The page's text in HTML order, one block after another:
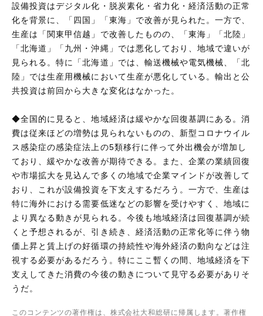
設備投資はデジタル化・脱炭素化・省力化・経済活動の正常
化を背景に、「四国」「東海」で改善が見られた。一方で、
生産は「関東甲信越」で改善したものの、「東海」「北陸」
「北海道」「九州・沖縄」では悪化しており、地域で違いが
見られる。特に「北海道」では、輸送機械や電気機械、「北
陸」では生産用機械において生産が悪化している。輸出と公
共投資は前回から大きな変化はなかった。
◆全国的に見ると、地域経済は緩やかな回復基調にある。消
費は従来ほどの増勢は見られないものの、新型コロナウイル
ス感染症の感染症法上の5類移行に伴って外出機会が増加し
ており、緩やかな改善が期待できる。また、企業の業績回復
や市場拡大を見込んで多くの地域で企業マインドが改善して
おり、これが設備投資を下支えするだろう。一方で、生産は
特に海外における需要低迷などの影響を受けやすく、地域に
より異なる動きが見られる。今後も地域経済は回復基調が続
くと予想されるが、引き続き、経済活動の正常化等に伴う物
価上昇と賃上げの好循環の持続性や海外経済の動向などは注
視する必要があるだろう。特にここ暫くの間、地域経済を下
支えしてきた消費の今後の動きについて見守る必要がありそ
うだ。
このコンテンツの著作権は、株式会社大和総研に帰属します。著作権